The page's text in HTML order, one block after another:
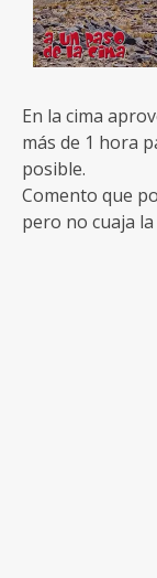
En la cima
más de 1 hora
posible.
Comento que
pero no cuaja la